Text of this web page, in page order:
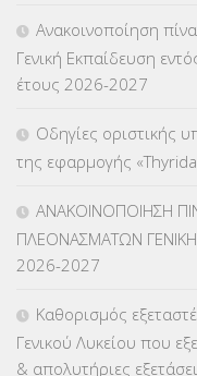
ΚΠγ – ΚΡΑΤΙΚΟ
ΚΠπ- ΚΡΑΤΙΚΟ
ΛΟΙΠΑ(309)
ΜΕΤΑΘΕΣΕΙΣ-
ΜΕΤΑΦΟΡΑ
Ανακοινοποίηση
Γενική Εκπαίδευση
έτους 2026-2027
Οδηγίες οριστικής
της εφαρμογής
ΑΝΑΚΟΙΝΟΠΟΙΗΣΗ
ΠΛΕΟΝΑΣΜΑΤΩΝ
2026-2027
Καθορισμός
Γενικού Λυκείου που
& απολυτήριες